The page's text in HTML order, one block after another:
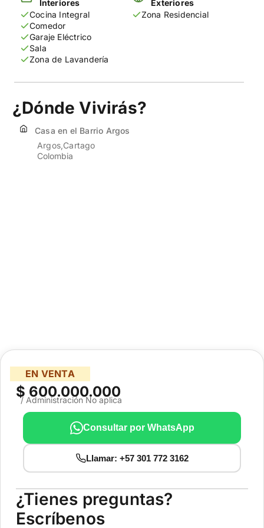
Una propiedad versátil, con gran potencial de
valorización y múltiples posibilidades de uso, perfecta
para quienes buscan una excelente inversión o un hogar
con espacios independientes.
potencial que esta propiedad tiene para ofrecerte.
Interiores
Cocina Integral
Comedor
Garaje Eléctrico
Sala
Zona de Lavandería
Exteriores
Zona Residencial
¿Dónde Vivirás?
Casa en el Barrio Argos
Argos Cartago
Colombia
EN VENTA
$ 600.000.000
/ Administración No aplica
Consultar por WhatsApp
Llamar: +57 301 772 3162
¿Tienes preguntas?
Escríbenos